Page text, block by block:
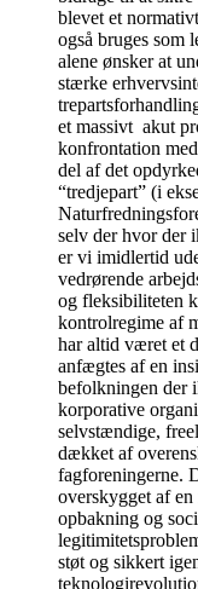
blevet et
også bruges som
alene ønsker at
stærke
et massivt akut
konfrontation
del af det
“tredjepart” (i
selv der hvor der
er vi imidlertid
vedrørende
og fleksibiliteten
kontrolregime af
har altid været et
anfægtes af en
befolkningen der
korporative
selvstændige,
dækket af
fagforeningerne.
overskygget af
opbakning og
støt og sikkert